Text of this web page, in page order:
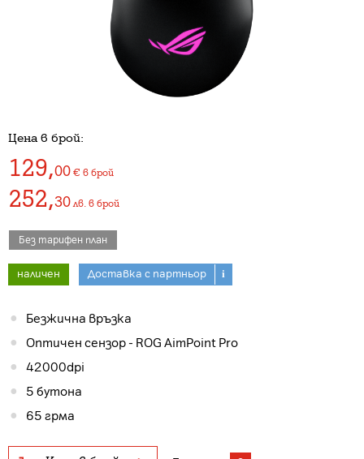
Цена в брой:
129,00 € в брой
252,30 лв. в брой
Без тарифен план
наличен Доставка с партньор i
Безжична връзка
Оптичен сензор - ROG AimPoint Pro
42000dpi
5 бутона
65 грма